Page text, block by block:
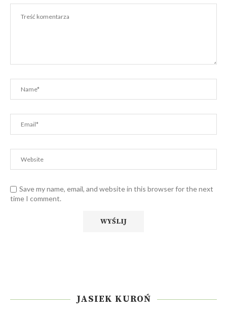
Save my name, email, and website in this browser for the next
time I comment.
JASIEK KUROŃ